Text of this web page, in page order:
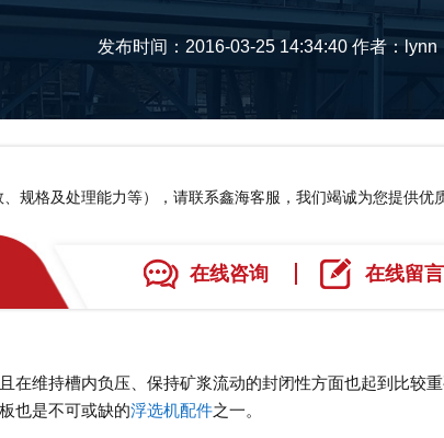
发布时间：2016-03-25 14:34:40 作者：lynn
规格及处理能力等），请联系鑫海客服，我们竭诚为您提供优
在线咨询 在线留言
在维持槽内负压、保持矿浆流动的封闭性方面也起到比较
也是不可或缺的浮选机配件之一。